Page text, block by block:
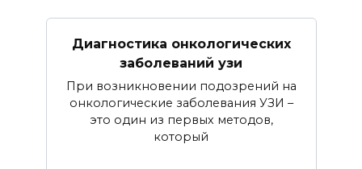
Диагностика онкологических
заболеваний узи
При возникновении подозрений на
онкологические заболевания УЗИ –
это один из первых методов,
который